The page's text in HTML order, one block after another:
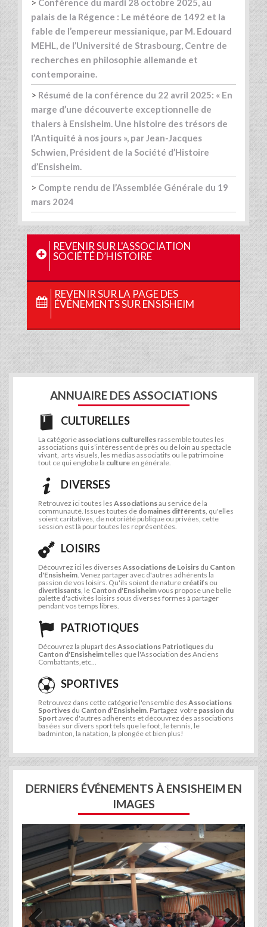
palais de la Régence : Le météore de 1492 et la
fable de l’empereur messianique, par M. Edouard
MEHL, de l’Université de Strasbourg, Centre de
recherches en philosophie allemande et
contemporaine.
> Résumé de la conférence du 22 avril 2025: « En
marge d’une découverte exceptionnelle de
thalers à Ensisheim. Une histoire des trésors de
l’Antiquité à nos jours », par Jean-Jacques
Schwien, Président de la Société d’Histoire
d’Ensisheim.
> Compte rendu de l’Assemblée Générale du 19
mars 2024
REVENIR SUR L'ASSOCIATION
SOCIÉTÉ D’HISTOIRE
REVENIR SUR LA PAGE DES
ÉVÉNEMENTS SUR ENSISHEIM
ANNUAIRE DES ASSOCIATIONS
CULTURELLES
La catégorieassociations culturelles rassemble toutes les
associations qui s’intéressent de près ou de loin au spectacle
vivant, arts visuels, les médias associatifs ou le patrimoine
tout ce qui englobe la culture en générale.
DIVERSES
Retrouvez ici toutes les Associationsau service de la
communauté. Issues toutes de domaines différents , qu'elles
soient caritatives, de notoriété publique ou privées, cette
session est là pour toutes les représentées.
LOISIRS
Découvrez ici les diverses Associations de Loisirs du Canton
d'Ensisheim . Venez partager avec d'autres adhérents la
passion de vos loisirs. Qu'ils soient de nature créatifs ou
divertissants , le Canton d'Ensisheimvous propose une belle
palette d'activités loisirs sous diverses formes à partager
pendant vos temps libres.
PATRIOTIQUES
Découvrez la plupart des Associations Patriotiques du
Canton d'Ensisheimtelles que l'Association des Anciens
Combattants,etc...
SPORTIVES
Retrouvez dans cette catégorie l'ensemble des Associations
Sportives du Canton d'Ensisheim . Partagez votre passion du
Sport avec d'autres adhérents et découvrez des associations
basées sur divers sport tels que le foot, le tennis, le
badminton, la natation, la plongée et bien plus!
DERNIERS ÉVÉNEMENTS À ENSISHEIM EN
IMAGES